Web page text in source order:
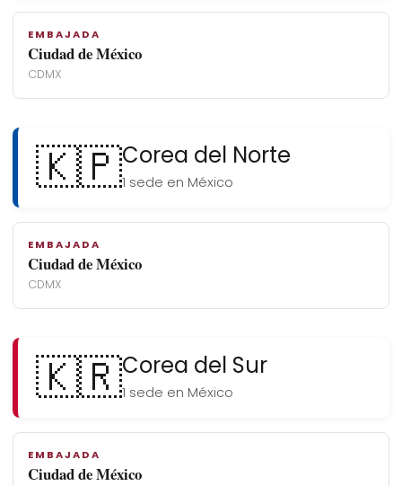
EMBAJADA
Ciudad de México
CDMX
🇰🇵Corea del Norte
1 sede en México
EMBAJADA
Ciudad de México
CDMX
🇰🇷Corea del Sur
1 sede en México
EMBAJADA
Ciudad de México